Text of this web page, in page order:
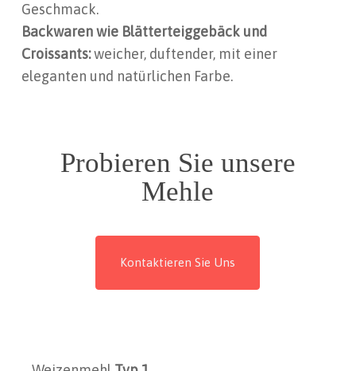
Geschmack.
Backwaren wie Blätterteiggebäck und
Croissants:weicher, duftender, mit einer
eleganten und natürlichen Farbe.
Probieren Sie unsere
Mehle
Kontaktieren Sie Uns